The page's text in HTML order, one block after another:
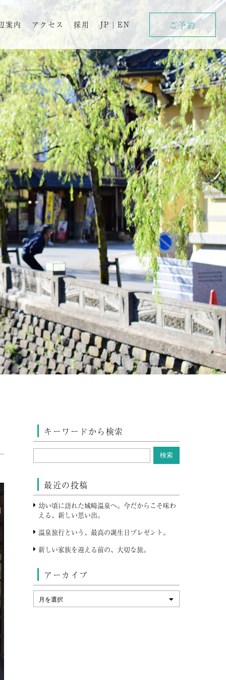
案内 アクセス 採用 JP | EN ご予約
キーワードから検索
最近の投稿
幼い頃に訪れた城崎温泉へ。今だからこそ味わ
える、新しい思い出。
温泉旅行という、最高の誕生日プレゼント。
新しい家族を迎える前の、大切な旅。
アーカイブ